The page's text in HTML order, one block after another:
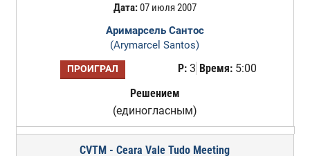
Дата:07 июля 2007
Аримарсель Сантос
(Arymarcel Santos)
ПРОИГРАЛ Р:3 Время:5:00
Решением
(единогласным)
CVTM - Ceara Vale Tudo Meeting